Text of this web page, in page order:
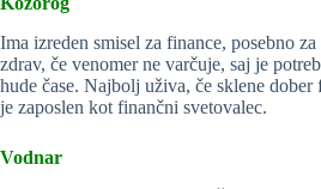
Ima izreden smisel za finance, posebno
zdrav, če venomer ne varčuje, saj je
hude čase. Najbolj uživa, če sklene dober
je zaposlen kot finančni svetovalec.
Vodnar